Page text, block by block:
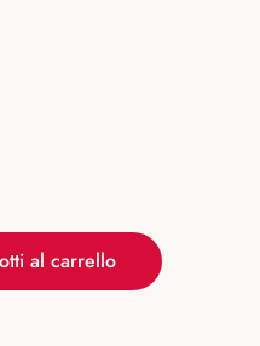
al carrello